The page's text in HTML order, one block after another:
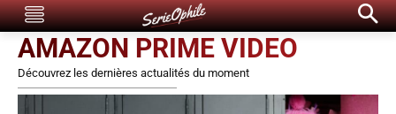
AMAZON PRIME VIDEO
Découvrez les dernières actualités du moment